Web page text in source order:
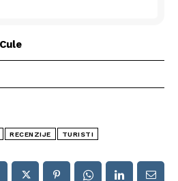
RECENZIJE TURISTI